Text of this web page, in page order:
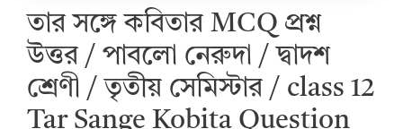
তার সঙ্গে কবিতার MCQ প্রশ্ন
উত্তর / পাবলো নেরুদা / দ্বাদশ
শ্রেণী / তৃতীয় সেমিস্টার / class 12
Tar Sange Kobita Question